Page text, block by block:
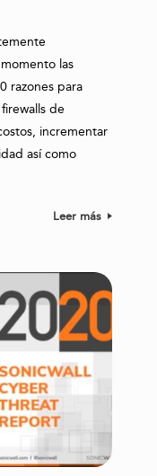
las
razones para
de
incrementar
así como
Leer más